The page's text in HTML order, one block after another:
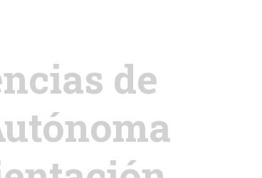
de